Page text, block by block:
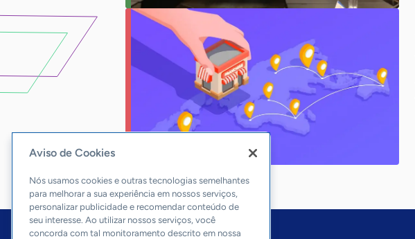
Aviso de Cookies
Nós usamos cookies e outras tecnologias semelhantes
para melhorar a sua experiência em nossos serviços,
personalizar publicidade e recomendar conteúdo de
seu interesse. Ao utilizar nossos serviços, você
concorda com tal monitoramento descrito em nossa